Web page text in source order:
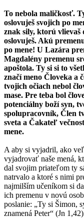
To nebola maličkosť.
oslovuješ svojich po
znak sily, ktorú vlievaš
oslovuješ. Akú
po mene! U Lazára
Magdalény premenu
apoštola. Ty si si to
značí meno Človeka a
tvojich očiach nebol
mase. Pre teba bol
potenciálny boží syn,
spolupracovník, Člen
sveta a Čakateľ
mene.
A aby si vyjadril, ako
vyjadrovať naše mená,
dal svojim priateľom ty
natrvalo a ktoré s nimi
najmilším učeníkom si
ich premenu v novú
poslanie: „Ty si Šimon,
znamená Peter“ (Jn